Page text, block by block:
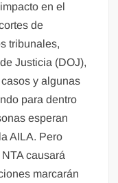
en el
de
tribunales,
Justicia (DOJ),
y algunas
para dentro
esperan
AILA. Pero
causará
marcarán